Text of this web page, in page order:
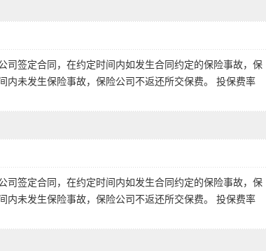
签定合同，在约定时间内如发生合同约定的保险事故，保
未发生保险事故，保险公司不返还所交保费。 投保费率
签定合同，在约定时间内如发生合同约定的保险事故，保
未发生保险事故，保险公司不返还所交保费。 投保费率